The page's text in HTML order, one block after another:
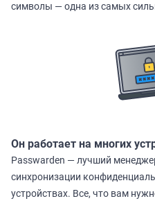
символы — одна из самых
Он работает на многих
Passwarden — лучший
синхронизации
устройствах. Все, что вам